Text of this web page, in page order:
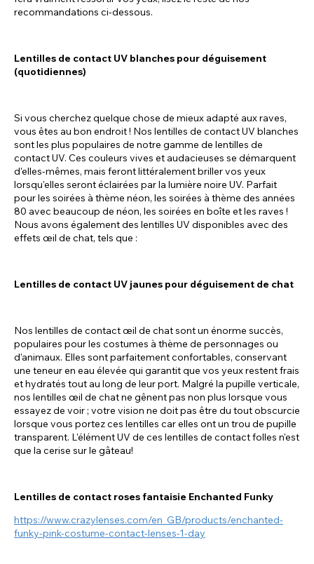
recommandations ci-dessous.
Lentilles de contact UV blanches pour déguisement
(quotidiennes)
Si vous cherchez quelque chose de mieux adapté aux raves,
vous êtes au bon endroit ! Nos lentilles de contact UV blanches
sont les plus populaires de notre gamme de lentilles de
contact UV. Ces couleurs vives et audacieuses se démarquent
d'elles-mêmes, mais feront littéralement briller vos yeux
lorsqu'elles seront éclairées par la lumière noire UV. Parfait
pour les soirées à thème néon, les soirées à thème des années
80 avec beaucoup de néon, les soirées en boîte et les raves !
Nous avons également des lentilles UV disponibles avec des
effets œil de chat, tels que :
Lentilles de contact UV jaunes pour déguisement de chat
Nos lentilles de contact œil de chat sont un énorme succès,
populaires pour les costumes à thème de personnages ou
d'animaux. Elles sont parfaitement confortables, conservant
une teneur en eau élevée qui garantit que vos yeux restent frais
et hydratés tout au long de leur port. Malgré la pupille verticale,
nos lentilles œil de chat ne gênent pas non plus lorsque vous
essayez de voir ; votre vision ne doit pas être du tout obscurcie
lorsque vous portez ces lentilles car elles ont un trou de pupille
transparent. L'élément UV de ces lentilles de contact folles n'est
que la cerise sur le gâteau!
Lentilles de contact roses fantaisie Enchanted Funky
https://www.crazylenses.com/en_GB/products/enchanted-
funky-pink-costume-contact-lenses-1-day